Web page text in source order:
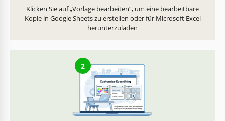
Klicken Sie auf „Vorlage bearbeiten“, um eine bearbeitbare
Kopie in Google Sheets zu erstellen oder für Microsoft Excel
herunterzuladen
2